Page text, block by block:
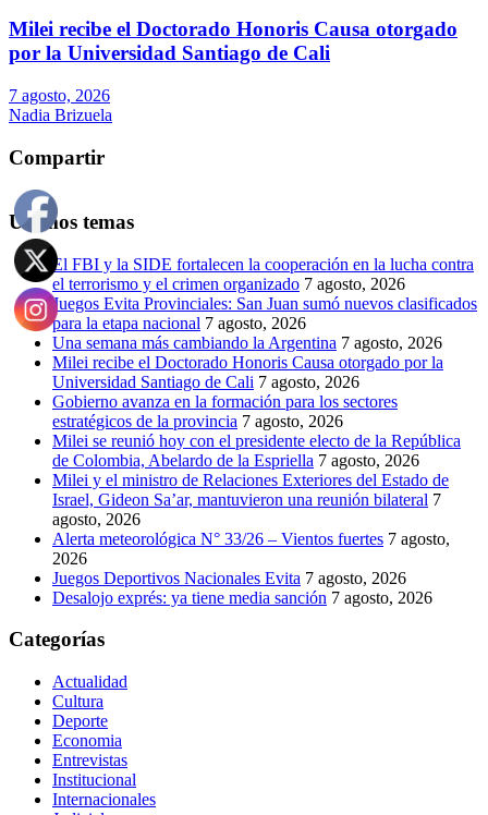
Milei recibe el Doctorado Honoris Causa otorgado
por la Universidad Santiago de Cali
7 agosto, 2026
Nadia Brizuela
Compartir
Últimos temas
El FBI y la SIDE fortalecen la cooperación en la lucha contra
el terrorismo y el crimen organizado 7 agosto, 2026
Juegos Evita Provinciales: San Juan sumó nuevos clasificados
para la etapa nacional 7 agosto, 2026
Una semana más cambiando la Argentina 7 agosto, 2026
Milei recibe el Doctorado Honoris Causa otorgado por la
Universidad Santiago de Cali 7 agosto, 2026
Gobierno avanza en la formación para los sectores
estratégicos de la provincia 7 agosto, 2026
Milei se reunió hoy con el presidente electo de la República
de Colombia, Abelardo de la Espriella 7 agosto, 2026
Milei y el ministro de Relaciones Exteriores del Estado de
Israel, Gideon Sa’ar, mantuvieron una reunión bilateral 7
agosto, 2026
Alerta meteorológica N° 33/26 – Vientos fuertes 7 agosto,
2026
Juegos Deportivos Nacionales Evita 7 agosto, 2026
Desalojo exprés: ya tiene media sanción 7 agosto, 2026
Categorías
Actualidad
Cultura
Deporte
Economia
Entrevistas
Institucional
Internacionales